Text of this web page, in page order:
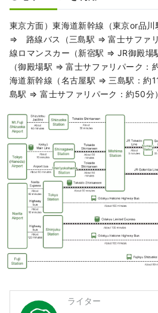
東京方面）東海道新幹線（東京or品
⇒ 路線バス（三島駅 ⇒ 富士サファ
線ロマンスカー（新宿駅 ⇒ JR御殿場
（御殿場駅 ⇒ 富士サファリパーク：
海道新幹線（名古屋駅 ⇒ 三島駅：
島駅 ⇒ 富士サファリパーク：約50
ライター